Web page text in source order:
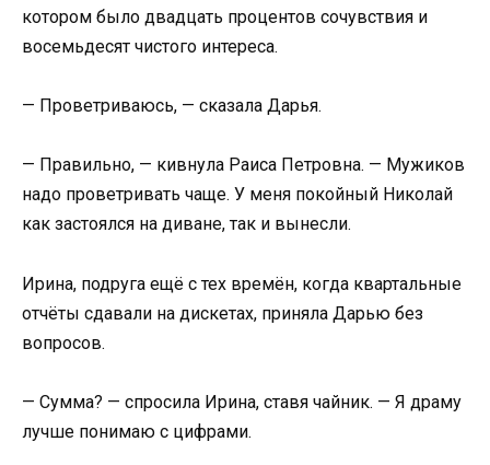
котором было двадцать процентов сочувствия и
восемьдесят чистого интереса.
— Проветриваюсь, — сказала Дарья.
— Правильно, — кивнула Раиса Петровна. — Мужиков
надо проветривать чаще. У меня покойный Николай
как застоялся на диване, так и вынесли.
Ирина, подруга ещё с тех времён, когда квартальные
отчёты сдавали на дискетах, приняла Дарью без
вопросов.
— Сумма? — спросила Ирина, ставя чайник. — Я драму
лучше понимаю с цифрами.